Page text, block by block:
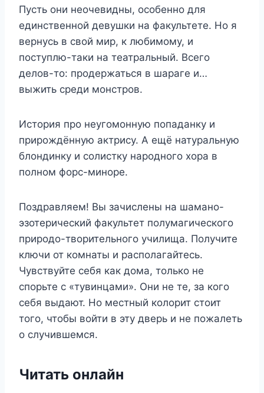
Пусть они неочевидны, особенно для
единственной девушки на факультете. Но я
вернусь в свой мир, к любимому, и
поступлю-таки на театральный. Всего
делов-то: продержаться в шараге и…
выжить среди монстров.
История про неугомонную попаданку и
прирождённую актрису. А ещё натуральную
блондинку и солистку народного хора в
полном форс-миноре.
Поздравляем! Вы зачислены на шамано-
эзотерический факультет полумагического
природо-творительного училища. Получите
ключи от комнаты и располагайтесь.
Чувствуйте себя как дома, только не
спорьте с «тувинцами». Они не те, за кого
себя выдают. Но местный колорит стоит
того, чтобы войти в эту дверь и не пожалеть
о случившемся.
Читать онлайн